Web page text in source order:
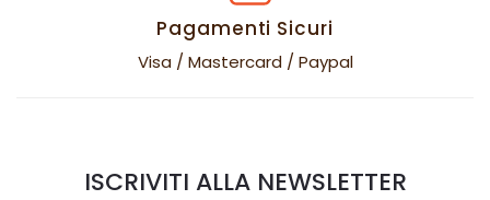
Pagamenti Sicuri
Visa / Mastercard / Paypal
ISCRIVITI ALLA NEWSLETTER